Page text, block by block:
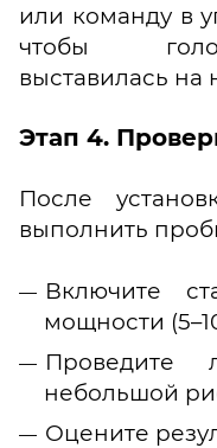
или команду в
чтобы
выставилась на
Этап 4.
После
выполнить
Включите
мощности
Проведите
небольшой
Оцените